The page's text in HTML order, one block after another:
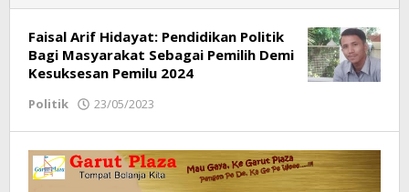
Faisal Arif Hidayat: Pendidikan Politik
Bagi Masyarakat Sebagai Pemilih Demi
Kesuksesan Pemilu 2024
Politik 23/05/2023
Garut